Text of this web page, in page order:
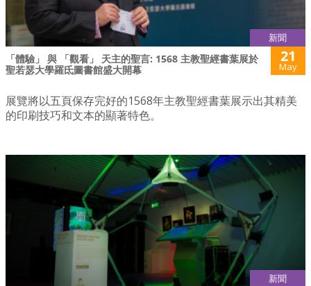
新聞
「體驗」 與 「觀看」 天主的聖言: 1568 主教聖經書葉展於
聖若瑟大學羅氐圖書館盛大開幕
21
May
展覽將以五頁保存完好的1568年主教聖經書葉展示出其精美
的印刷技巧和文本的顯著特色。
新聞